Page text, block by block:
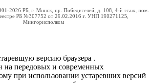
2026 РБ, г. Минск, пр. Победителей, д. 108, 4-й этаж, пом.
РБ №307752 от 29.02.2016 г. УНП 190271125,
Мингорисполком
версию браузера .
на передовых и современных
при использовании устаревших версий